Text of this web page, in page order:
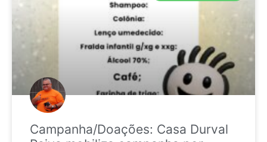
Campanha/Doações: Casa Durval